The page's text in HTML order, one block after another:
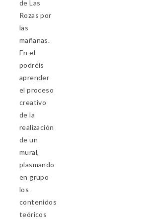
de Las
Rozas por
las
mañanas.
En el
podréis
aprender
el proceso
creativo
de la
realización
de un
mural,
plasmando
en grupo
los
contenidos
teóricos